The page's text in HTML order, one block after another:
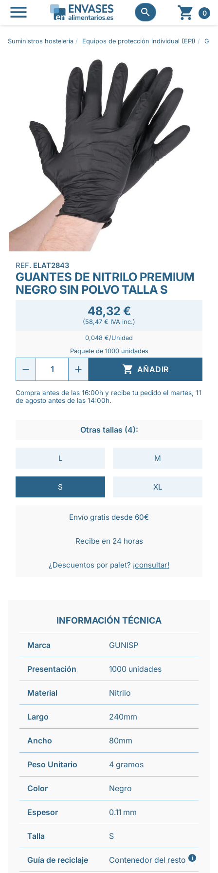
 
  0
Suministros hostelería Equipos de protección individual (EPI)
REF. ELAT2843
GUANTES DE NITRILO PREMIUM
NEGRO SIN POLVO TALLA S
48,32 €
(58,47 € IVA inc.)
0,048 €/Unidad
Paquete de 1000 unidades
 AÑADIR
Compra antes de las 16:00h y recibe tu pedido el martes, 11
de agosto antes de las 14:00h.
Otras tallas (4):
L M
S XL
Envío gratis desde 60€
Recibe en 24 horas
¿Descuentos por palet? ¡consultar!
INFORMACIÓN TÉCNICA
Marca GUNISP
Presentación 1000 unidades
Material Nitrilo
Largo 240mm
Ancho 80mm
Peso Unitario 4 gramos
Color Negro
Espesor 0.11 mm
Talla S
Guía de reciclaje Contenedor del resto i